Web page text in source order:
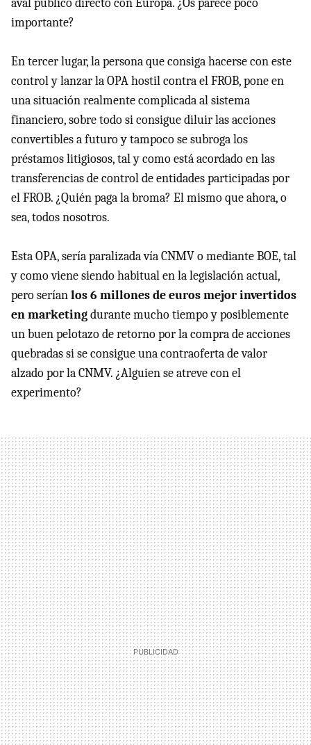
aval público directo con Europa. ¿Os parece poco
importante?
En tercer lugar, la persona que consiga hacerse con este
control y lanzar la OPA hostil contra el FROB, pone en
una situación realmente complicada al sistema
financiero, sobre todo si consigue diluir las acciones
convertibles a futuro y tampoco se subroga los
préstamos litigiosos, tal y como está acordado en las
transferencias de control de entidades participadas por
el FROB. ¿Quién paga la broma? El mismo que ahora, o
sea, todos nosotros.
Esta OPA, sería paralizada vía CNMV o mediante BOE, tal
y como viene siendo habitual en la legislación actual,
pero seríanlos 6 millones de euros mejor invertidos
en marketingdurante mucho tiempo y posiblemente
un buen pelotazo de retorno por la compra de acciones
quebradas si se consigue una contraoferta de valor
alzado por la CNMV. ¿Alguien se atreve con el
experimento?